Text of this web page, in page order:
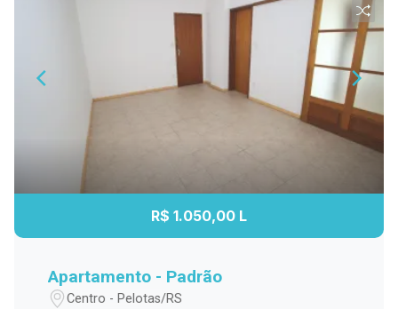
R$ 1.050,00 L
Apartamento - Padrão
Centro - Pelotas/RS